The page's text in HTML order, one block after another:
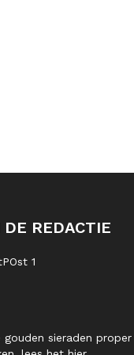
REDACTIE
1
gouden sieraden proper